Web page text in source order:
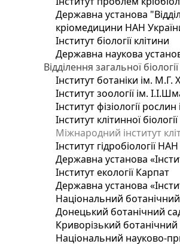
Державна установа
кріомедицини НАН
Інститут біології клітини
Державна наукова
Відділення загальної біології
Інститут ботаніки ім. М.Г.
Інститут зоології ім.
Інститут фізіології
Інститут клітинної
Міжнародний інститут
Інститут гідробіології
Державна установа
Інститут екології Карпат
Державна установа
Національний
Донецький ботанічний
Криворізький ботанічний
Національний науково-